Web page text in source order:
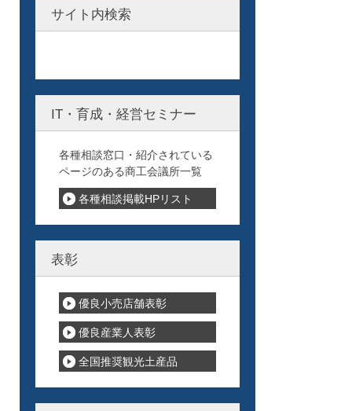
サイト内検索
IT・育成・経営セミナー
各種相談窓口・紹介されている
ページのある商工会議所一覧
各種相談掲載HPリスト
表彰
優良小売店舗表彰
優良産業人表彰
全国推奨観光土産品